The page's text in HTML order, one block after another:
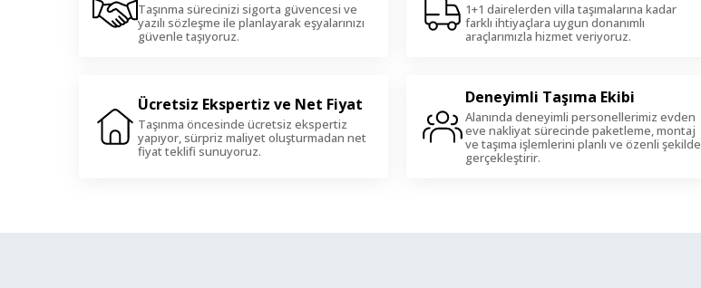
Taşınma sürecinizi sigorta güvencesi ve
yazılı sözleşme ile planlayarak eşyalarınızı
güvenle taşıyoruz.
1+1 dairelerden villa taşımalarına kadar
farklı ihtiyaçlara uygun donanımlı
araçlarımızla hizmet veriyoruz.
Ücretsiz Ekspertiz ve Net Fiyat
Taşınma öncesinde ücretsiz ekspertiz
yapıyor, sürpriz maliyet oluşturmadan net
fiyat teklifi sunuyoruz.
Deneyimli Taşıma Ekibi
Alanında deneyimli personellerimiz evden
eve nakliyat sürecinde paketleme, montaj
ve taşıma işlemlerini planlı ve özenli şekilde
gerçekleştirir.